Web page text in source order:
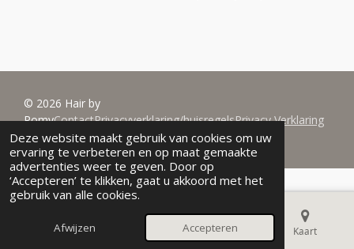
Deze website maakt gebruik van cookies om uw
ervaring te verbeteren en op maat gemaakte
advertenties weer te geven. Door op
‘Accepteren’ te klikken, gaat u akkoord met het
gebruik van alle cookies.
Afwijzen Accepteren
© 2026 Hair by
RomyContactPrivacyverklaring/huisregelsPrivacy Verklaring
Powered byJouwWeb
E-mailadres Telefoonnummer Kaart